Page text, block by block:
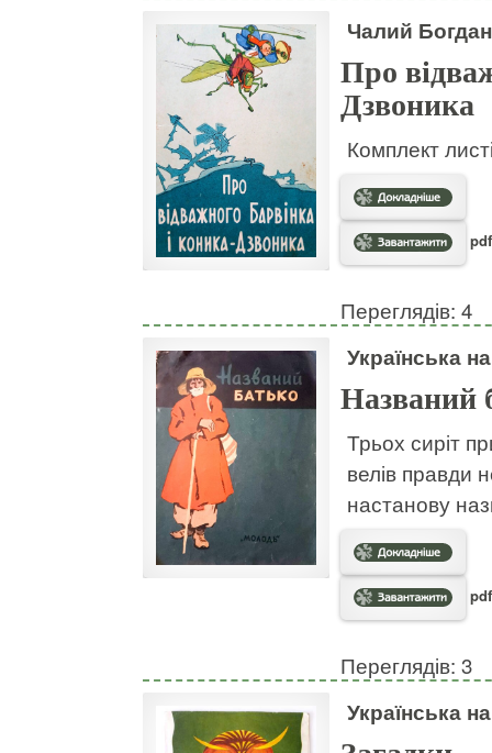
Чалий
Про
Дзвоника
Комплект
Переглядів: 4
Українська
Названий
Трьох сиріт
велів правди
настанову
Переглядів: 3
Українська